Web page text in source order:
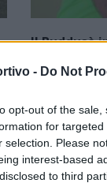
- Do Not
opt-out of the
for
selection. Please
interest-based
to third
Il Buddusò
Con l'apertura
luglio, inizia
squadre di
delle